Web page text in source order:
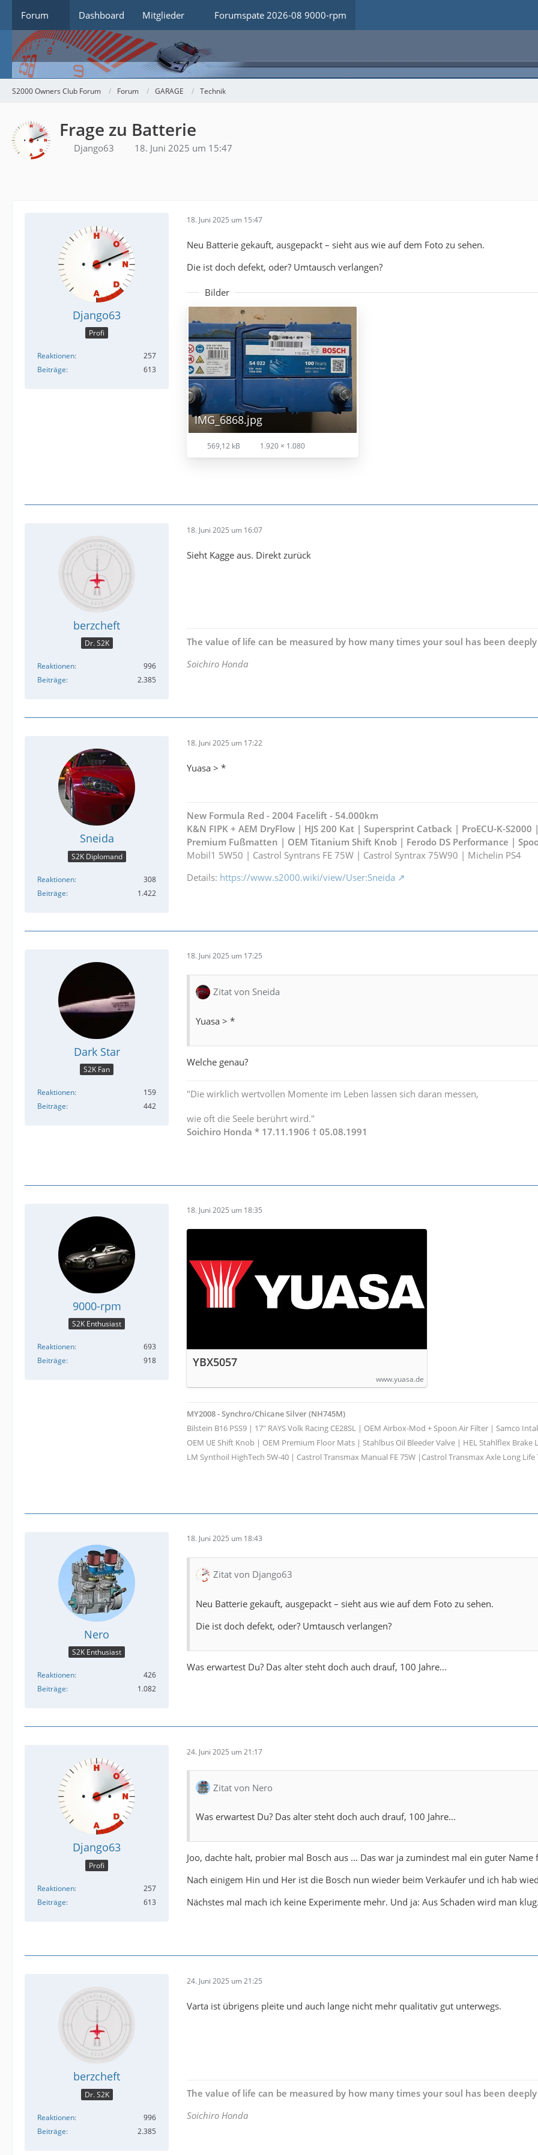
Forum Dashboard Mitglieder Forumspate 2026-08 9000-rpm
S2000 Owners Club Forum Forum GARAGE Technik
Frage zu Batterie
Django63 18. Juni 2025 um 15:47
Django63
Profi
Reaktionen
257
Beiträge
613
18. Juni 2025 um 15:47
Neu Batterie gekauft, ausgepackt – sieht aus wie auf dem Foto zu sehen.
Die ist doch defekt, oder? Umtausch verlangen?
Bilder
IMG_6868.jpg
569,12 kB 1.920 × 1.080
berzcheft
Dr. S2K
Reaktionen
996
Beiträge
2.385
18. Juni 2025 um 16:07
Sieht Kagge aus. Direkt zurück
The value of life can be measured by how many times your soul has been
Soichiro Honda
Sneida
S2K Diplomand
Reaktionen
308
Beiträge
1.422
18. Juni 2025 um 17:22
Yuasa > *
New Formula Red - 2004 Facelift - 54.000km
K&N FIPK + AEM DryFlow | HJS 200 Kat | Supersprint Catback | ProECU-K-S2000
Premium Fußmatten | OEM Titanium Shift Knob | Ferodo DS Performance |
Mobil1 5W50 | Castrol Syntrans FE 75W | Castrol Syntrax 75W90 | Michelin PS4
Details: https://www.s2000.wiki/view/User:Sneida
Dark Star
S2K Fan
Reaktionen
159
Beiträge
442
18. Juni 2025 um 17:25
Zitat von Sneida
Yuasa > *
Welche genau?
"Die wirklich wertvollen Momente im Leben lassen sich daran messen,
wie oft die Seele berührt wird."
Soichiro Honda * 17.11.1906 † 05.08.1991
9000-rpm
S2K Enthusiast
Reaktionen
693
Beiträge
918
18. Juni 2025 um 18:35
YBX5057
www.yuasa.de
MY2008 - Synchro/Chicane Silver (NH745M)
Bilstein B16 PSS9 | 17" RAYS Volk Racing CE28SL | OEM Airbox-Mod + Spoon Air Filter | Samco
OEM UE Shift Knob | OEM Premium Floor Mats | Stahlbus Oil Bleeder Valve | HEL Stahlflex
LM Synthoil HighTech 5W-40 | Castrol Transmax Manual FE 75W |Castrol Transmax Axle Long
Nero
S2K Enthusiast
Reaktionen
426
Beiträge
1.082
18. Juni 2025 um 18:43
Zitat von Django63
Neu Batterie gekauft, ausgepackt – sieht aus wie auf dem Foto zu sehen.
Die ist doch defekt, oder? Umtausch verlangen?
Was erwartest Du? Das alter steht doch auch drauf, 100 Jahre...
Django63
Profi
Reaktionen
257
Beiträge
613
24. Juni 2025 um 21:17
Zitat von Nero
Was erwartest Du? Das alter steht doch auch drauf, 100 Jahre...
Joo, dachte halt, probier mal Bosch aus ... Das war ja zumindest mal ein guter Name
Nach einigem Hin und Her ist die Bosch nun wieder beim Verkäufer und ich hab
Nächstes mal mach ich keine Experimente mehr. Und ja: Aus Schaden wird man
berzcheft
Dr. S2K
Reaktionen
996
Beiträge
2.385
24. Juni 2025 um 21:25
Varta ist übrigens pleite und auch lange nicht mehr qualitativ gut unterwegs.
The value of life can be measured by how many times your soul has been
Soichiro Honda